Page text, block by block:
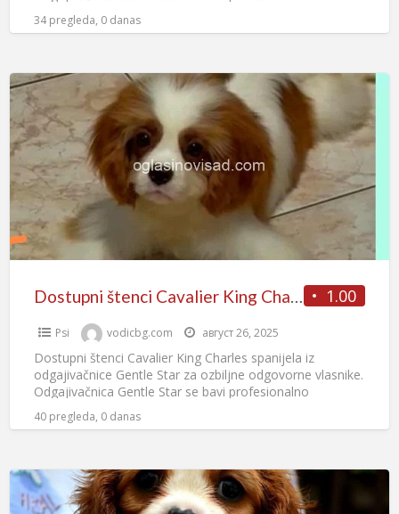
uzgojem, izlaganjem ove divne rase
34 pregleda, 0 danas
1.00
Psi vodicbg.com август 26, 2025
Dostupni štenci Cavalier King Charles spanijela iz
odgajivačnice Gentle Star za ozbiljne odgovorne vlasnike.
Odgajivačnica Gentle Star se bavi profesionalno
uzgojem, izlaganjem ove divne rase
40 pregleda, 0 danas